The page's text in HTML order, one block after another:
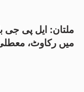
ملتان: ایل پی جی
میں رکاوٹ، معطلی